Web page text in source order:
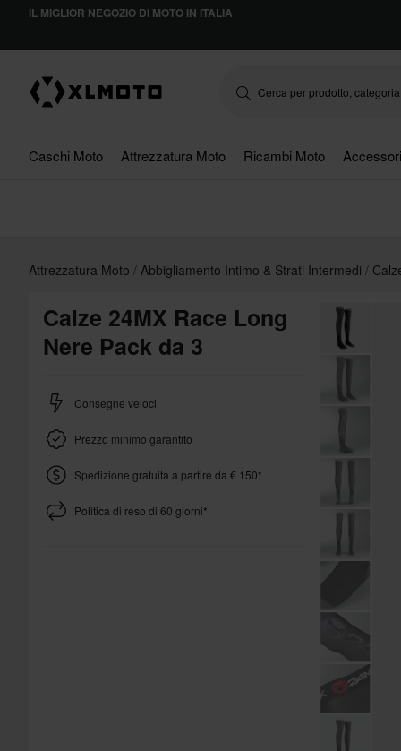
IL MIGLIOR NEGOZIO DI MOTO IN ITALIA
Caschi Moto Attrezzatura Moto Ricambi Moto Accessori
Attrezzatura Moto Abbigliamento Intimo & Strati Intermedi
Calze 24MX Race Long
Nere Pack da 3
Consegne veloci
Prezzo minimo garantito
Spedizione gratuita a partire da € 150*
Politica di reso di 60 giorni*